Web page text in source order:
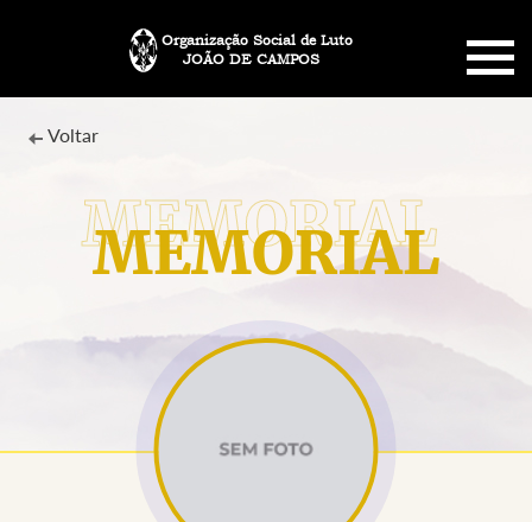
JOÃO DE CAMPOS
Organização Social de Luto
SOBRE NÓS
PLANO FUNERÁRIO
MENSAGENS
MEMORIAL
Voltar